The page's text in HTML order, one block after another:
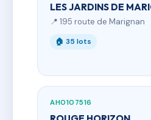
LES JARDINS DE
📍 195 route de Marignan
🏠 35 lots
AH0107516